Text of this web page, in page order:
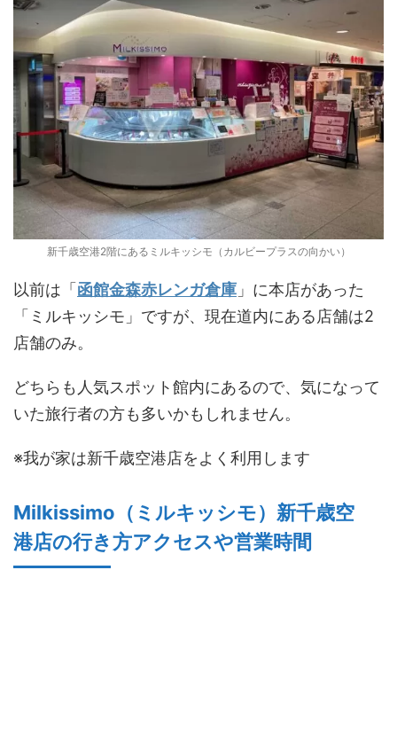
新千歳空港2階にあるミルキッシモ（カルビープラスの向かい）
以前は「函館金森赤レンガ倉庫 」に本店があった
「ミルキッシモ」ですが、現在道内にある店舗は2
店舗のみ。
どちらも人気スポット館内にあるので、気になって
いた旅行者の方も多いかもしれません。
※我が家は新千歳空港店をよく利用します
Milkissimo（ミルキッシモ）新千歳空
港店の行き方アクセスや営業時間